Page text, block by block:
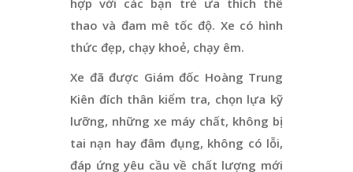
thao và đam mê tốc độ. Xe có hình
thức đẹp, chạy khoẻ, chạy êm.
Xe đã được Giám đốc Hoàng Trung
Kiên đích thân kiểm tra, chọn lựa kỹ
lưỡng, những xe máy chất, không bị
tai nạn hay đâm đụng, không có lỗi,
đáp ứng yêu cầu về chất lượng mới